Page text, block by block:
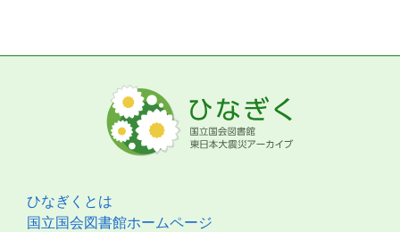
ひなぎくとは
国立国会図書館ホームページ